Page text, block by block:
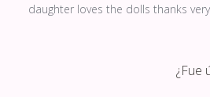
daughter loves the dolls thanks
¿Fue